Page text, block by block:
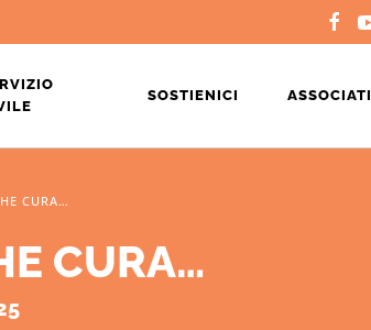
SOSTIENICI ASSOCIATI
CURA…
CURA…